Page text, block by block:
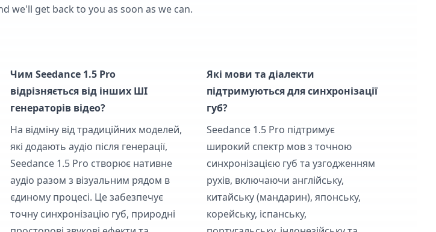
we'll get back to you as soon as we can.
Чим Seedance 1.5 Pro
відрізняється від інших ШІ
генераторів відео?
На відміну від традиційних моделей,
які додають аудіо після генерації,
Seedance 1.5 Pro створює нативне
аудіо разом з візуальним рядом в
єдиному процесі. Це забезпечує
точну синхронізацію губ, природні
Які мови та діалекти
підтримуються для синхронізації
губ?
Seedance 1.5 Pro підтримує
широкий спектр мов з точною
синхронізацією губ та узгодженням
рухів, включаючи англійську,
китайську (мандарин), японську,
корейську, іспанську,